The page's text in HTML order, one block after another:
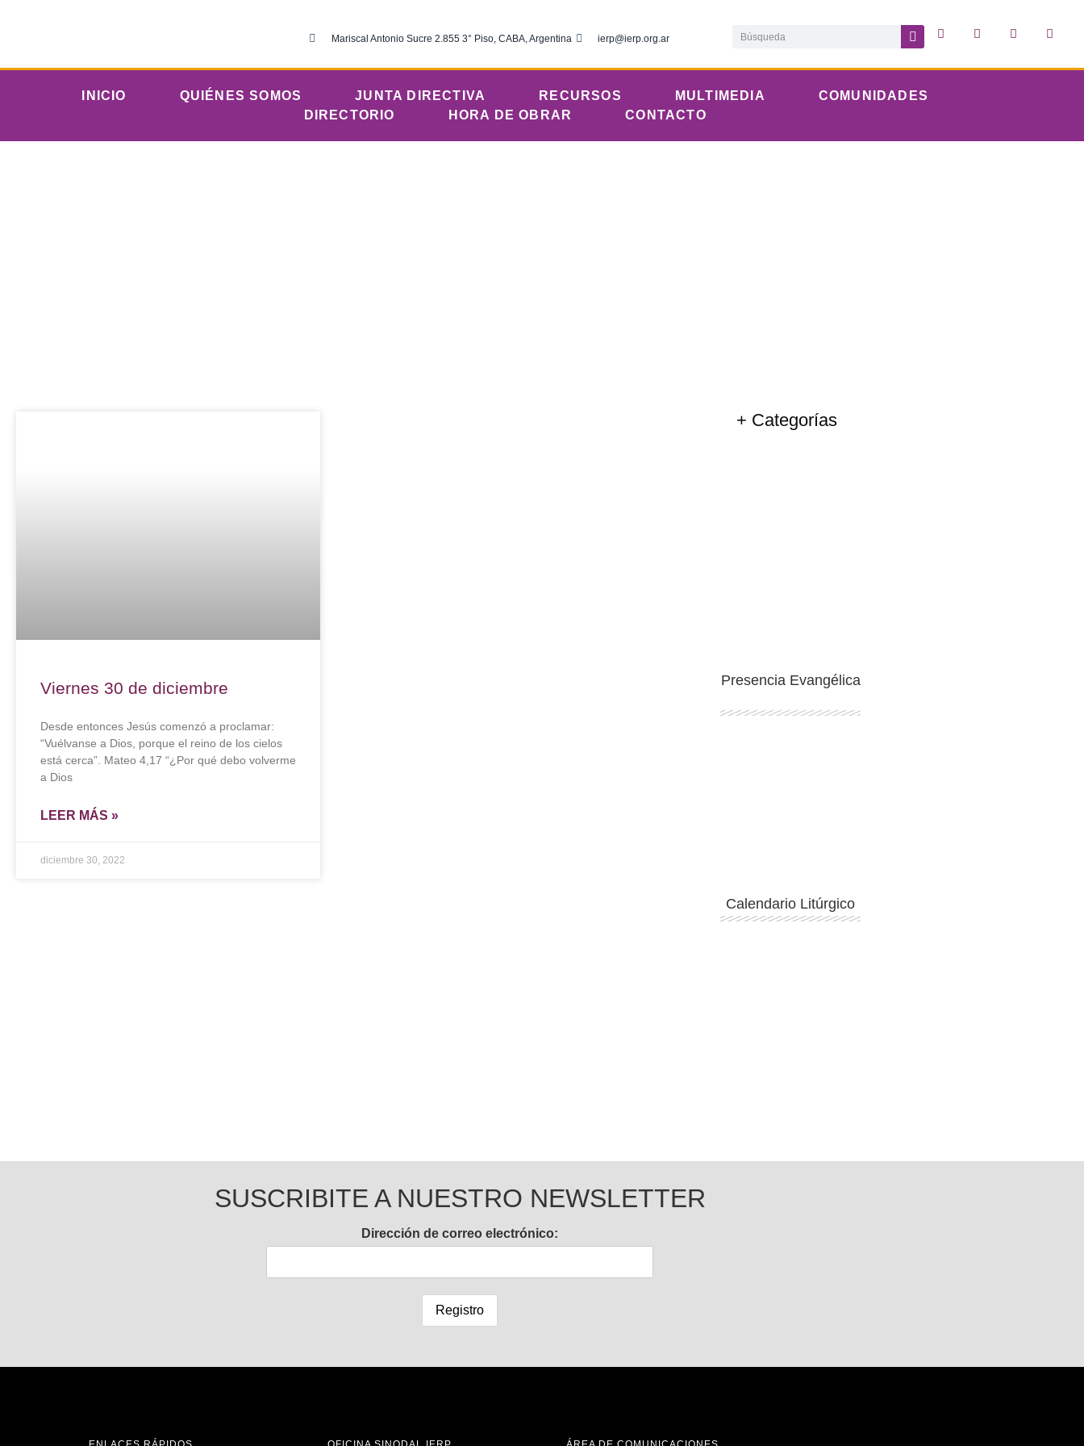
Mariscal Antonio Sucre 2.855 3° Piso, CABA, Argentina ierp@ierp.org.ar
INICIO QUIÉNES SOMOS JUNTA DIRECTIVA RECURSOS MULTIMEDIA
COMUNIDADES
DIRECTORIO
HORA DE OBRAR CONTACTO
Viernes 30 de diciembre
Desde entonces Jesús comenzó a proclamar:
“Vuélvanse a Dios, porque el reino de los cielos
está cerca”. Mateo 4,17 “¿Por qué debo volverme
a Dios
LEER MÁS »
diciembre 30, 2022
+ Categorías
Presencia Evangélica
Calendario Litúrgico
SUSCRIBITE A NUESTRO NEWSLETTER
Dirección de correo electrónico: